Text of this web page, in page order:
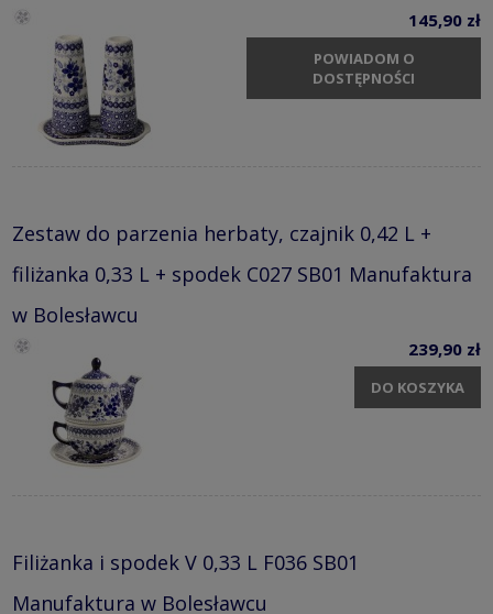
145,90 zł
POWIADOM O
DOSTĘPNOŚCI
Zestaw do parzenia herbaty, czajnik 0,42 L +
filiżanka 0,33 L + spodek C027 SB01 Manufaktura
w Bolesławcu
239,90 zł
DO KOSZYKA
Filiżanka i spodek V 0,33 L F036 SB01
Manufaktura w Bolesławcu